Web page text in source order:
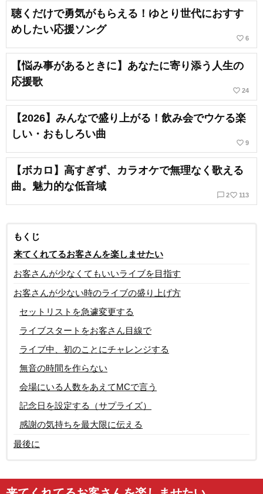
聴くだけで勇気がもらえる！ゆとり世代におすす
めしたい応援ソング
favorite_border 6
【悩み事があるときに】あなたに寄り添う人生の
応援歌
favorite_border 24
【2026】みんなで盛り上がる！飲み会でウケる楽
しい・おもしろい曲
favorite_border 9
【ボカロ】高すぎず、カラオケで無理なく歌える
曲。魅力的な低音域
chat_bubble_outline 2favorite_border 113
もくじ
来てくれてるお客さんを楽しませたい
お客さんが少なくてもいいライブを目指す
お客さんが少ない時のライブの盛り上げ方
セットリストを急遽変更する
ライブスタートをお客さん目線で
ライブ中、初のことにチャレンジする
無音の時間を作らない
会場にいる人数をあえてMCで言う
記念日を設定する（サプライズ）
感謝の気持ちを最大限に伝える
最後に